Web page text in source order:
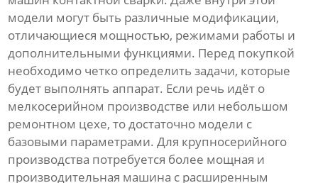
модели могут быть различные модификации,
отличающиеся мощностью, режимами работы и
дополнительными функциями. Перед покупкой
необходимо четко определить задачи, которые
будет выполнять аппарат. Если речь идёт о
мелкосерийном производстве или небольшом
ремонтном цехе, то достаточно модели с
базовыми параметрами. Для крупносерийного
производства потребуется более мощная и
производительная машина с расширенным